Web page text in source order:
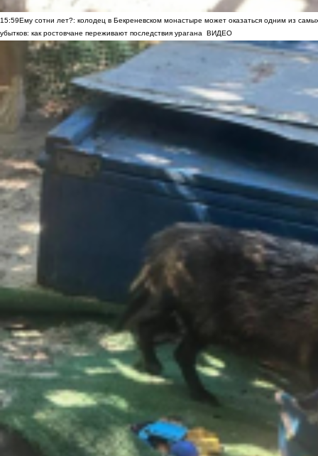
15:59Ему сотни лет?: колодец в Бекреневском монастыре может оказаться одним из
убытков: как ростовчане переживают последствия урагана
ВИДЕО